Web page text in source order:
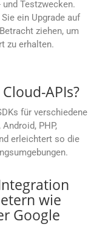
Testzwecken.
ein Upgrade auf
ziehen, um
zu erhalten.
APIs?
für verschiedene
PHP,
erleichtert so die
wie
Google